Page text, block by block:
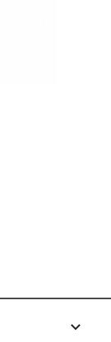
